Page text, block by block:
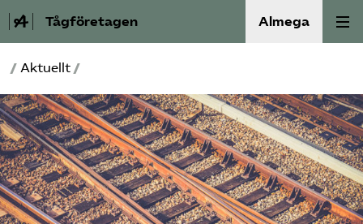
Tågföretagen Almega
Aktuellt
Reformagenda för järnvägen
Våra frågor
Aktiviteter
/ Aktuellt /